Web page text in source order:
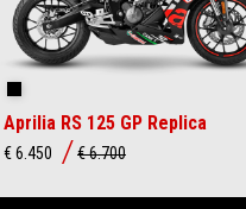
Aprilia RS 125 GP Replica
€ 6.450 € 6.700